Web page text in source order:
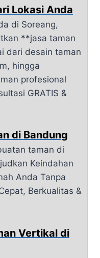
Lokasi Anda
di Soreang,
**jasa taman
dari desain taman
hingga
profesional
GRATIS &
di Bandung
taman di
Keindahan
Anda Tanpa
Berkualitas &
Vertikal di